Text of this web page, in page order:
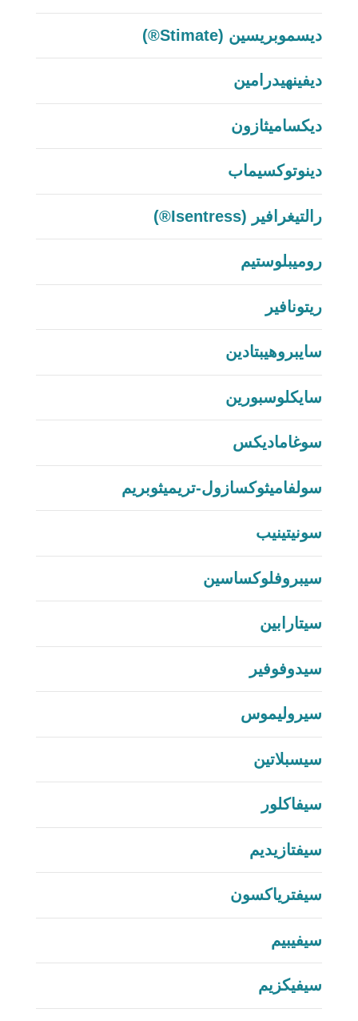
ديسموبريسين (Stimate®)
ديفينهيدرامين
ديكساميثازون
دينوتوكسيماب
رالتيغرافير (Isentress®)
روميبلوستيم
ريتونافير
سايبروهيبتادين
سايكلوسبورين
سوغاماديكس
سولفاميثوكسازول-تريميثوبريم
سونيتينيب
سيبروفلوكساسين
سيتارابين
سيدوفوفير
سيروليموس
سيسبلاتين
سيفاكلور
سيفتازيديم
سيفترياكسون
سيفيبيم
سيفيكزيم